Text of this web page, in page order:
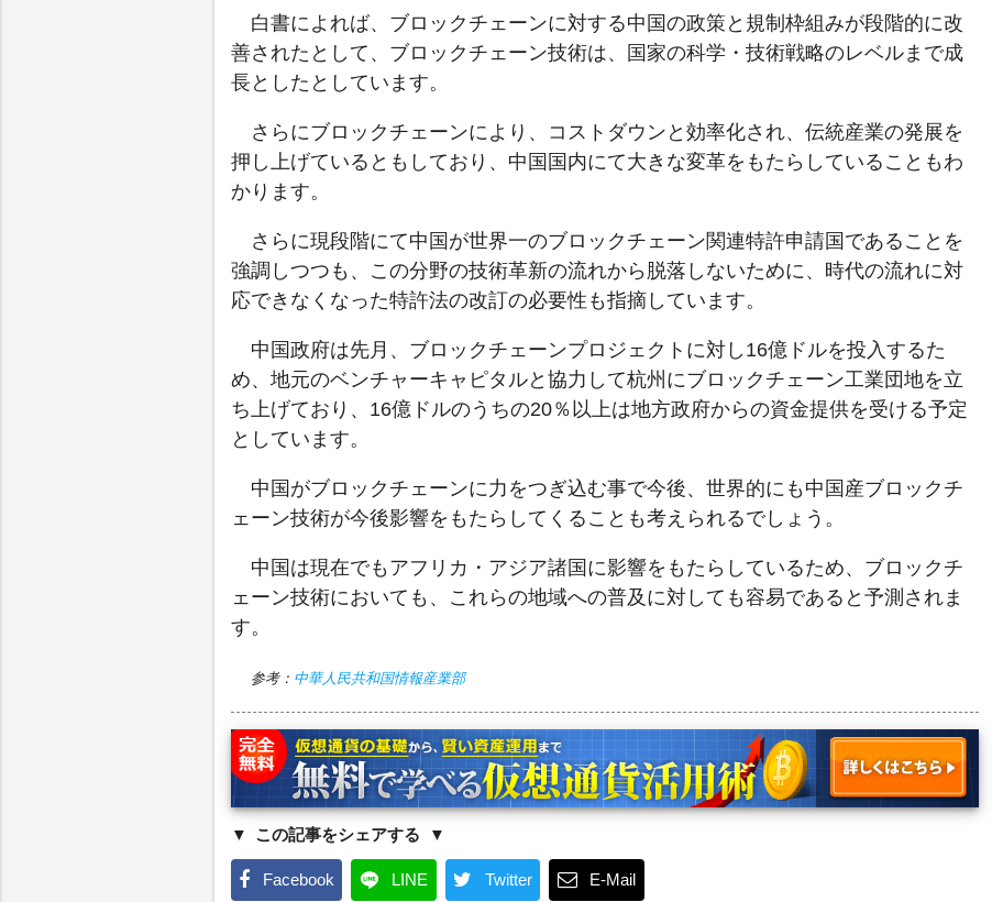
白書によれば、ブロックチェーンに対する中国の政策と規制枠組みが段階的に改
善されたとして、ブロックチェーン技術は、国家の科学・技術戦略のレベルまで成
長としたとしています。
さらにブロックチェーンにより、コストダウンと効率化され、伝統産業の発展を
押し上げているともしており、中国国内にて大きな変革をもたらしていることもわ
かります。
さらに現段階にて中国が世界一のブロックチェーン関連特許申請国であることを
強調しつつも、この分野の技術革新の流れから脱落しないために、時代の流れに対
応できなくなった特許法の改訂の必要性も指摘しています。
中国政府は先月、ブロックチェーンプロジェクトに対し16億ドルを投入するた
め、地元のベンチャーキャピタルと協力して杭州にブロックチェーン工業団地を立
ち上げており、16億ドルのうちの20％以上は地方政府からの資金提供を受ける予定
としています。
中国がブロックチェーンに力をつぎ込む事で今後、世界的にも中国産ブロックチ
ェーン技術が今後影響をもたらしてくることも考えられるでしょう。
中国は現在でもアフリカ・アジア諸国に影響をもたらしているため、ブロックチ
ェーン技術においても、これらの地域への普及に対しても容易であると予測されま
す。
参考： 中華人民共和国情報産業部
この記事をシェアする
Facebook LINE Twitter E-Mail